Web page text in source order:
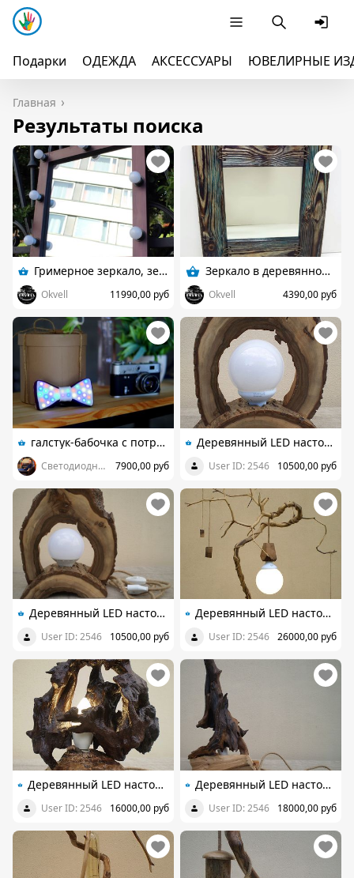
Подарки ОДЕЖДА АКСЕССУАРЫ ЮВЕЛИРНЫЕ
Главная
Результаты поиска
Гримерное зеркало, зеркало визажиста
Okvell 11990,00 руб
Зеркало в деревянной рамке
Okvell 4390,00 руб
галстук-бабочка с потрясающими световыми эффектами
Светодиодный галстук-бабочка 7900,00 руб
Деревянный LED настольный светильник из ореха, ручная работа
User ID: 2546 10500,00 руб
Деревянный LED настольный светильник из ореха, ручная работа
User ID: 2546 10500,00 руб
Деревянный LED настольный светильник из элементов вяза, ясеня и ореха, ручная работа
User ID: 2546 26000,00 руб
Деревянный LED настольный светильник из элементов корня дуба и ореха, ручная работа
User ID: 2546 16000,00 руб
Деревянный LED настольный светильник из элементов корня дуба и ясеня, ручная работа
User ID: 2546 18000,00 руб